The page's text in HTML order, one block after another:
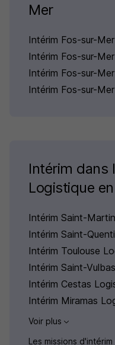
Mer
Intérim Fos-sur-
Intérim Fos-sur-
Intérim Fos-sur-
Intérim Fos-sur-
Intérim dans
Logistique
Intérim Saint-
Intérim Saint-
Intérim Toulouse
Intérim Saint-
Intérim Cestas
Intérim Miramas
Voir plus
Les missions